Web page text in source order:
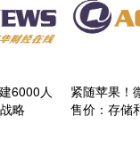
6000人
略
紧随苹果！
售价：存储